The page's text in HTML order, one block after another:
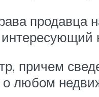
продавца
причем
любом